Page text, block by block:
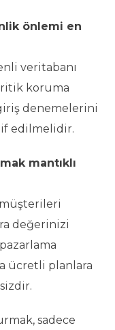
önlemi en
veritabanı
koruma
giriş denemelerini
edilmelidir.
mantıklı
değerinizi
ücretli planlara
sadece